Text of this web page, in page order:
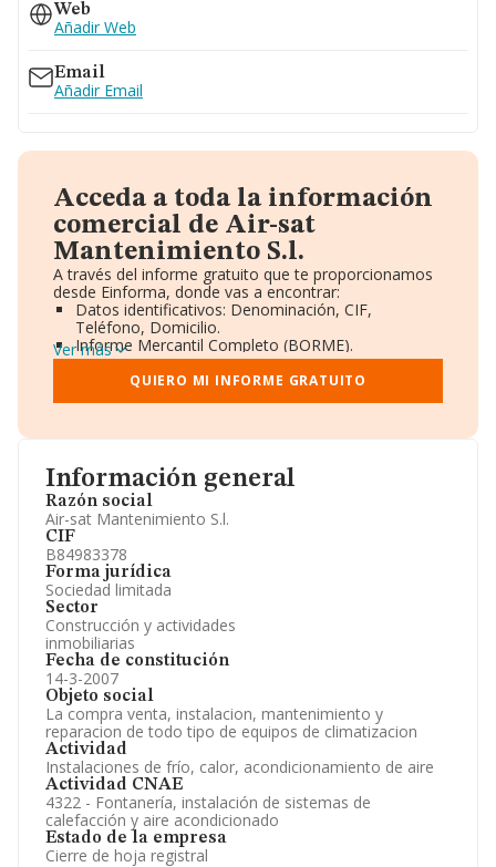
Información general
Razón social
Air-sat Mantenimiento S.l.
CIF
B84983378
Forma jurídica
Sociedad limitada
Sector
Construcción y actividades
inmobiliarias
Fecha de constitución
14-3-2007
Objeto social
La compra venta, instalacion, mantenimiento y
reparacion de todo tipo de equipos de climatizacion
Actividad
Instalaciones de frío, calor, acondicionamiento de aire
Actividad CNAE
4322 - Fontanería, instalación de sistemas de
calefacción y aire acondicionado
Estado de la empresa
Cierre de hoja registral
Web
Añadir Web
Email
Añadir Email
Acceda a toda la información
comercial de Air-sat
Mantenimiento S.l.
A través del informe gratuito que te proporcionamos
desde Einforma, donde vas a encontrar:
Datos identificativos: Denominación, CIF,
Teléfono, Domicilio.
Informe Mercantil Completo (BORME).
Gráficos de Evolución Ventas y Empleados.
Consejo de Administración y Administradores.
Directivos y Ejecutivos.
Información oficial y registral complementaria.
Ver más
QUIERO MI INFORME GRATUITO